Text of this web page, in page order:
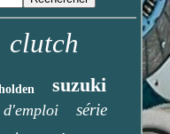
clutch
suzuki
d'emploi série